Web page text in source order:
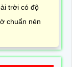
trời có độ
chuẩn nén